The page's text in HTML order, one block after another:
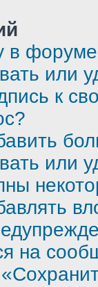
в
или
к
или
на